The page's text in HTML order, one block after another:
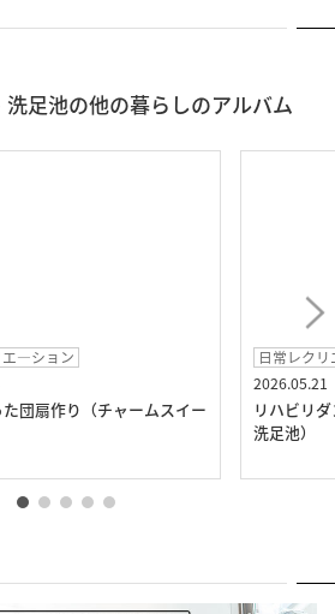
足池の他の暮らしのアルバム
エ―ション
団扇作り（チャームスイー
日常レク
2026.05.21
リハビリ
洗足池）